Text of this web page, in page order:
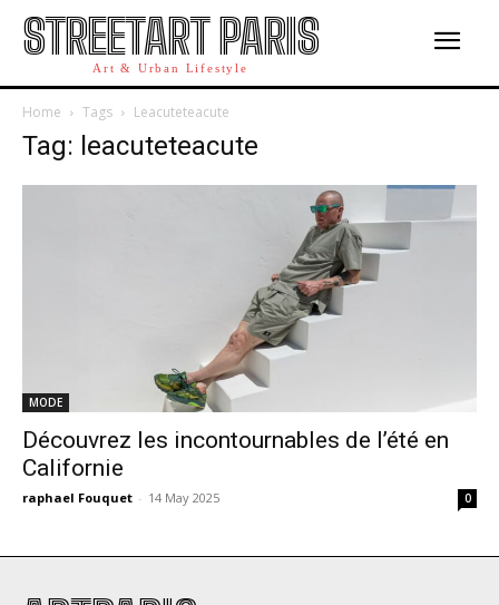
STREETART PARIS
Art & Urban Lifestyle
Home Tags Leacuteteacute
Tag: leacuteteacute
MODE
Découvrez les incontournables de l’été en
Californie
raphael Fouquet - 14 May 2025 0